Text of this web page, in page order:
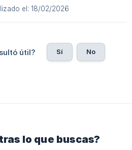
el: 18/02/2026
útil? Sí No
lo que buscas?